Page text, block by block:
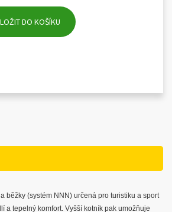
DO KOŠÍKU
běžky (systém NNN) určená pro turistiku a sport
a tepelný komfort. Vyšší kotník pak umožňuje